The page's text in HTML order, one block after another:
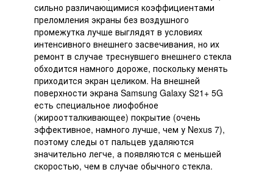
сильно различающимися коэффициентами
преломления экраны без воздушного
промежутка лучше выглядят в условиях
интенсивного внешнего засвечивания, но их
ремонт в случае треснувшего внешнего стекла
обходится намного дороже, поскольку менять
приходится экран целиком. На внешней
поверхности экрана Samsung Galaxy S21+ 5G
есть специальное лиофобное
(жироотталкивающее) покрытие (очень
эффективное, намного лучше, чем у Nexus 7),
поэтому следы от пальцев удаляются
значительно легче, а появляются с меньшей
скоростью, чем в случае обычного стекла.